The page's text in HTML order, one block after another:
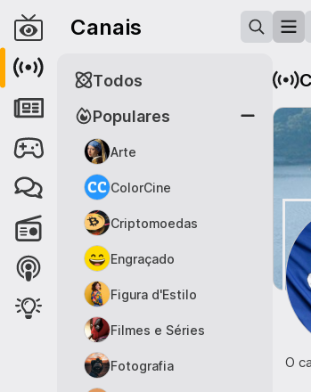
Canais
Populares
Arte
ColorCine
Criptomoedas
Engraçado
Figura d'Estilo
Filmes e Séries
Fotografia
Todos
O